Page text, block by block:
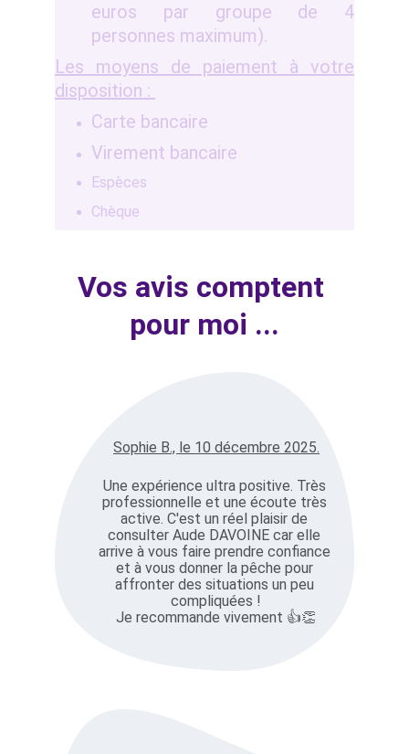
euros par groupe de 4
personnes maximum).
Les moyens de paiement à votre
disposition :
Carte bancaire
Virement bancaire
Espèces
Chèque
Vos avis comptent
pour moi ...
Sophie B., le 10 décembre 2025.
Une expérience ultra positive. Très
professionnelle et une écoute très
active. C'est un réel plaisir de
consulter Aude DAVOINE car elle
arrive à vous faire prendre confiance
et à vous donner la pêche pour
affronter des situations un peu
compliquées !
Je recommande vivement 👍👏